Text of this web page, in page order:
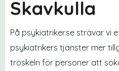
Skavkulla
På psykiatriker.se strävar vi
psykiatrikers tjänster mer
tröskeln för personer att